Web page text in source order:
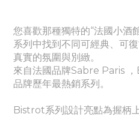
您喜歡那種獨特的“法國小酒
系列中找到不同可經典、 可
真實的氛圍與別緻。
來自法國品牌Sabre Paris
品牌歷年最熱銷系列。
Bistrot系列設計亮點為握柄